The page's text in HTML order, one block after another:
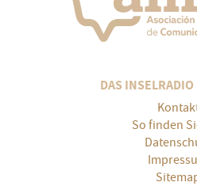
DAS INSELRADIO
So finden